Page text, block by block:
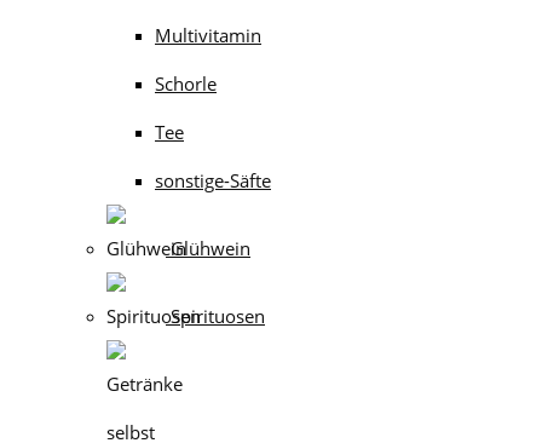
Multivitamin
Schorle
Tee
sonstige-Säfte
Glühwein
Spirituosen